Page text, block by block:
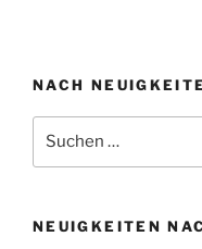
NACH
nach:
NEUIGKEITEN